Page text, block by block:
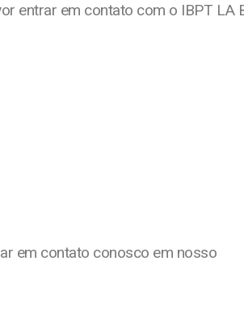
entrar em contato com o IBPT LA
em contato conosco em nosso